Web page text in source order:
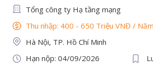
Tổng công ty Hạ tầng mạng
Thu nhập: 400 - 650 Triệu VNĐ/ Năm
Hà Nội, TP. Hồ Chí Minh
Hạn nộp: 04/09/2026